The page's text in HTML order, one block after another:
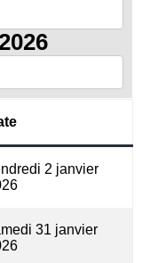
2 janvier
31 janvier